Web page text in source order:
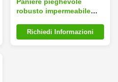
robusto impermeabile
canestri tripli riutilizzabili
Richiedi Informazioni